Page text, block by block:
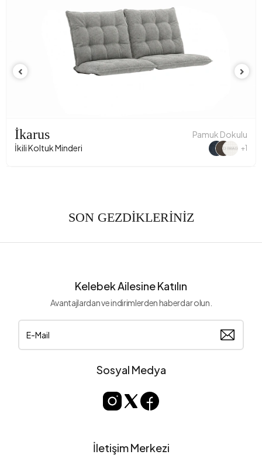
İkarus
İkili Koltuk Minderi
Pamuk Dokulu
+1
SON GEZDİKLERİNİZ
Kelebek Ailesine Katılın
Avantajlardan ve indirimlerden haberdar olun.
Sosyal Medya
İletişim Merkezi